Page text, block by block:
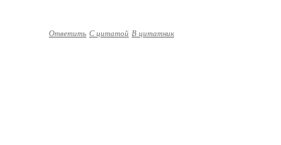
Ответить С цитатой В цитатник